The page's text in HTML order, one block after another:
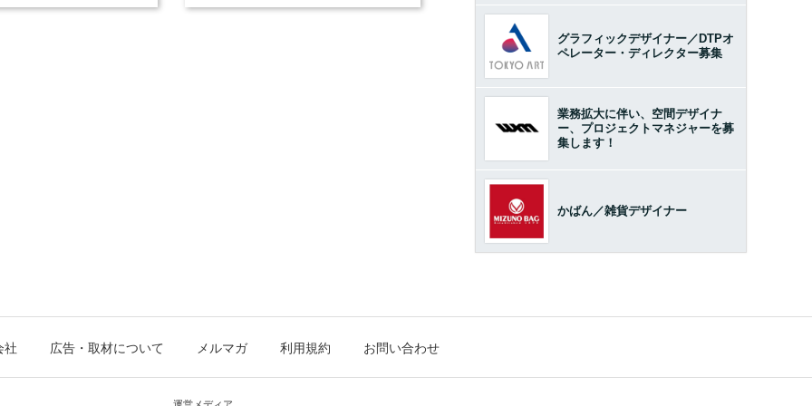
グラフィックデザイナー／DTPオ
ペレーター・ディレクター募集
業務拡大に伴い、空間デザイナ
ー、プロジェクトマネジャーを募
集します！
かばん／雑貨デザイナー
社 広告・取材について メルマガ 利用規約 お問い合わせ